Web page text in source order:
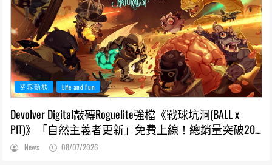
業界動態 Life and Fun
Devolver Digital敲磚Roguelite強檔《戰球坑洞(BALL x
PIT)》「自然主義者更新」免費上線！總銷量突破200
萬份，遊戲史低66折熱銷中
News 08/07/2026